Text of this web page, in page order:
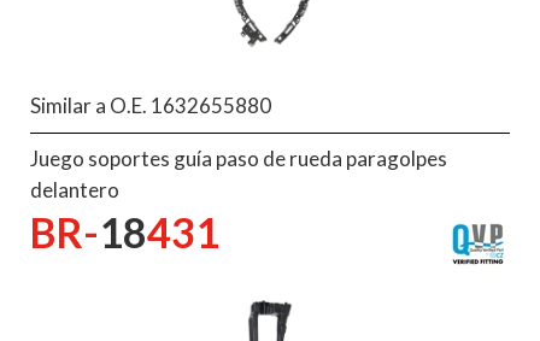
Similar a O.E. 1632655880
Juego soportes guía paso de rueda paragolpes
delantero
BR-18431